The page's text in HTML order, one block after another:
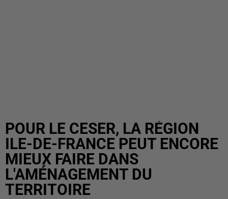
POUR LE CESER, LA RÉGION
ILE-DE-FRANCE PEUT ENCORE
MIEUX FAIRE DANS
L'AMÉNAGEMENT DU
TERRITOIRE